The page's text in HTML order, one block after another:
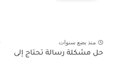
منذ بضع سنوات
حل مشكلة رسالة تحتاج إلى